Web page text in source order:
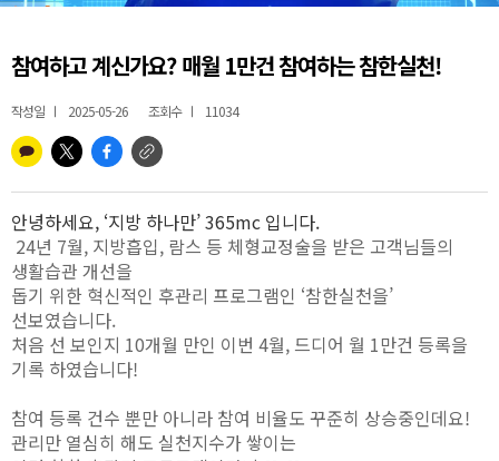
참여하고 계신가요? 매월 1만건 참여하는 참한실천!
작성일 2025-05-26 조회수 11034
안녕하세요, ‘지방 하나만’ 365mc 입니다.
24년 7월, 지방흡입, 람스 등 체형교정술을 받은 고객님들의
생활습관 개선을
돕기 위한 혁신적인 후관리 프로그램인 ‘참한실천을’
선보였습니다.
처음 선 보인지 10개월 만인 이번 4월, 드디어 월 1만건 등록을
기록 하였습니다!
참여 등록 건수 뿐만 아니라 참여 비율도 꾸준히 상승중인데요!
관리만 열심히 해도 실천지수가 쌓이는